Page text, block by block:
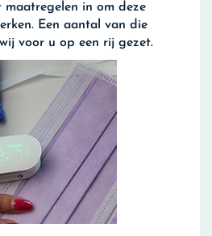
maatregelen in om deze
Een aantal van die
voor u op een rij gezet.